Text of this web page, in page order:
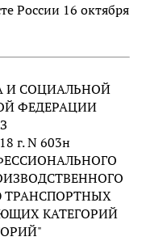
России 16 октября
И СОЦИАЛЬНОЙ
ФЕДЕРАЦИИ
г. N 603н
КАТЕГОРИЙ